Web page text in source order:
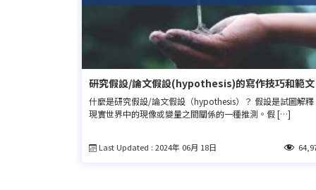
研究假設/論文假設(hypothesis)的寫作技巧和範文
什麼是研究假設/論文假設（hypothesis）？ 假設是試圖解釋
現實世界中的現像或變量之間關係的一種推測。假 […]
Last Updated : 2024年 06月 18日